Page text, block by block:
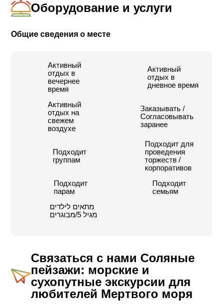
Оборудование и услуги
Общие сведения о месте
Активный
отдых в
вечернее
время
Активный
отдых в
дневное время
Активный
отдых на
свежем
воздухе
Заказывать /
Согласовывать
заранее
Подходит
группам
Подходит для
проведения
торжеств /
корпоративов
Подходит
парам
Подходит
семьям
מתאים לילדים
מגיל 5/מבוגרים
Связаться с нами Соляные
пейзажи: морские и
сухопутные экскурсии для
любителей Мертвого моря